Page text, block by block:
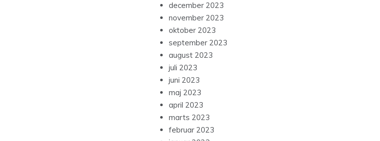
december 2023
november 2023
oktober 2023
september 2023
august 2023
juli 2023
juni 2023
maj 2023
april 2023
marts 2023
februar 2023